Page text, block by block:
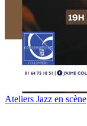
Ateliers Jazz en scène